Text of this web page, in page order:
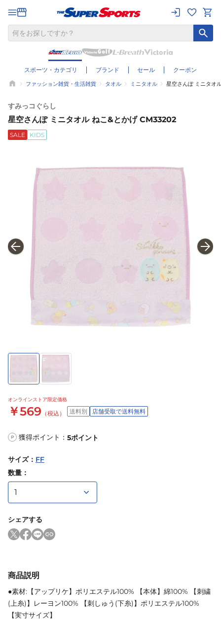
スポーツ・カテゴリ ブランド セール クーポン
ファッション雑貨・生活雑貨 タオル ミニタオル 星空さんぽ ミニタオ
すみっコぐらし
星空さんぽ ミニタオル ねこ&とかげ CM33202
SALE KIDS
オンラインストア限定価格
￥569 （税込） 送料別 店舗受取で送料無料
P 獲得ポイント： 5ポイント
サイズ： FF
数量：
シェアする
商品説明
●素材:【アップリケ】ポリエステル100% 【本体】綿100% 【刺繍
(上糸)】レーヨン100% 【刺しゅう(下糸)】ポリエステル100%
【実寸サイズ】